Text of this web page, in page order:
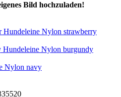
Bild hochzuladen!
Hundeleine Nylon strawberry
Hundeleine Nylon burgundy
Nylon navy